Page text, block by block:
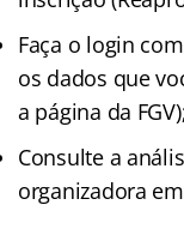
Faça o login
os dados que
a página da
Consulte a
organizadora